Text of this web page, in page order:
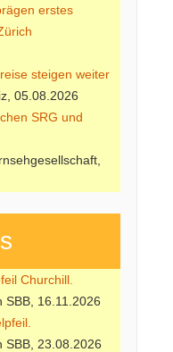
erstes
steigen weiter
05.08.2026
SRG und
Churchill.
SBB, 16.11.2026
SBB, 23.08.2026